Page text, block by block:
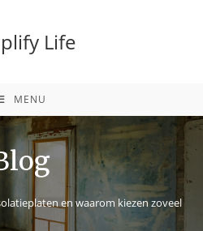
Life
MENU
en waarom kiezen zoveel